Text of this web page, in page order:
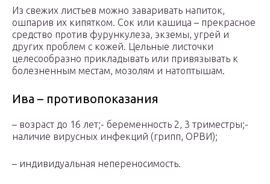
Из свежих листьев можно заваривать напиток,
ошпарив их кипятком. Сок или кашица – прекрасное
средство против фурункулеза, экземы, угрей и
других проблем с кожей. Цельные листочки
целесообразно прикладывать или привязывать к
болезненным местам, мозолям и натоптышам.
Ива – противопоказания
– возраст до 16 лет;- беременность 2, 3 триместры;-
наличие вирусных инфекций (грипп, ОРВИ);
– индивидуальная непереносимость.